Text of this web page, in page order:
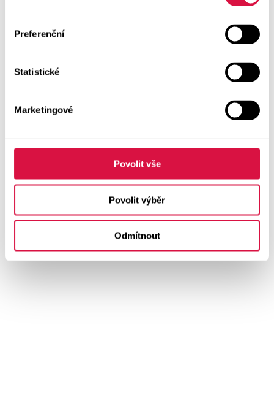
Preferenční
Statistické
Marketingové
Povolit vše
Povolit výběr
Odmítnout